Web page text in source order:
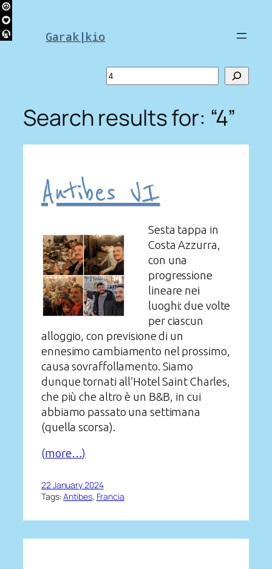
Skip
to
content Garak|kio
Search
Search results for: “4”
Antibes VI
Sesta tappa in
Costa Azzurra,
con una
progressione
lineare nei
luoghi: due volte
per ciascun
alloggio, con previsione di un
ennesimo cambiamento nel prossimo,
causa sovraffollamento. Siamo
dunque tornati all’Hotel Saint Charles,
che più che altro è un B&B, in cui
abbiamo passato una settimana
(quella scorsa).
(more…)
22 January 2024
Tags:Antibes, Francia